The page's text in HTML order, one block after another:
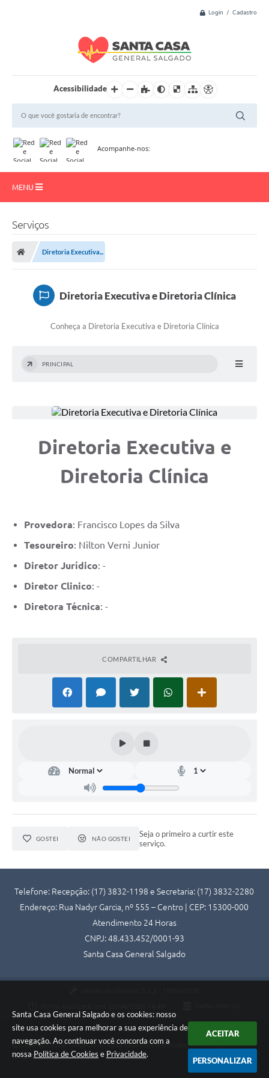
Santa Casa General Salgado e os cookies: nosso
site usa cookies para melhorar a sua experiência de
navegação. Ao continuar você concorda com a
nossa Política de Cookies e Privacidade.
ACEITAR
PERSONALIZAR
Login / Cadastro
Acessibilidade
Acompanhe-nos:
MENU
Institucional
Doações
Transparência
Notícias
Audiências Públicas
Arquivos para Download
Licitação
Links
Contato
Serviços
Diretoria Executiva...
Diretoria Executiva e Diretoria Clínica
Conheça a Diretoria Executiva e Diretoria Clínica
PRINCIPAL
Diretoria Executiva e
Diretoria Clínica
Provedora: Francisco Lopes da Silva
Tesoureiro: Nilton Verni Junior
Diretor Jurídico: -
Diretor Clinico: -
Diretora Técnica: -
COMPARTILHAR
GOSTEI NÃO GOSTEI
Seja o primeiro a curtir este
serviço.
Telefone: Recepção: (17) 3832-1198 e Secretaria: (17) 3832-2280
Endereço: Rua Nadyr Garcia, nº 555 – Centro | CEP: 15300-000
Atendimento 24 Horas
CNPJ: 48.433.452/0001-93
Santa Casa General Salgado
Copyright Instar - 2006-2026. Todos os direitos reservados -
Instar Tecnologia